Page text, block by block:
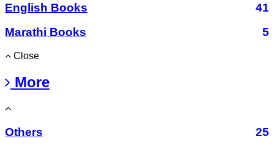
English Books
41
Marathi Books
5
Close
More
Others 25